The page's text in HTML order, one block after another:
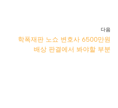
다음
학폭재판 노쇼 변호사 6500만원
배상 판결에서 봐야할 부분